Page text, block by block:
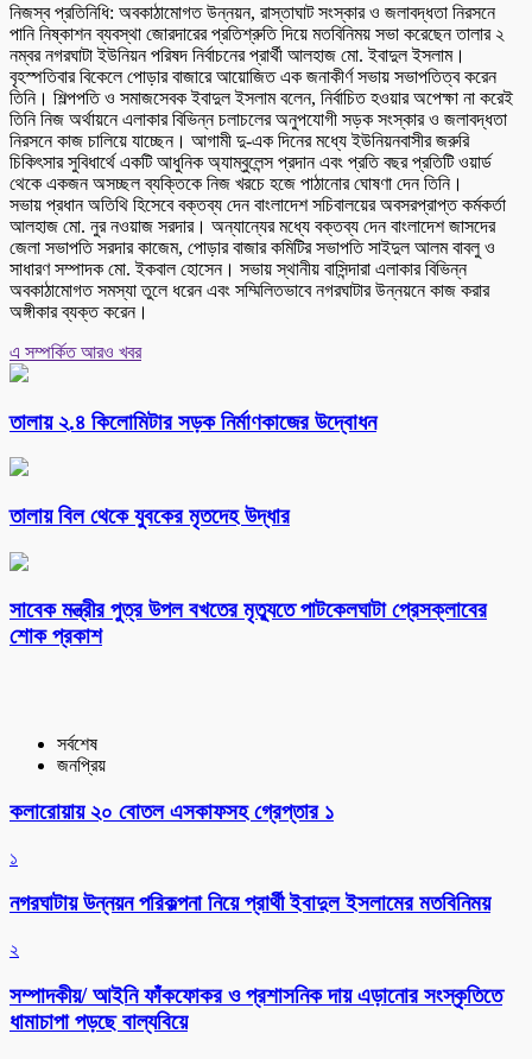
নিজস্ব প্রতিনিধি: অবকাঠামোগত উন্নয়ন, রাস্তাঘাট সংস্কার ও জলাবদ্ধতা নিরসনে
পানি নিষ্কাশন ব্যবস্থা জোরদারের প্রতিশ্রুতি দিয়ে মতবিনিময় সভা করেছেন তালার ২
নম্বর নগরঘাটা ইউনিয়ন পরিষদ নির্বাচনের প্রার্থী আলহাজ মো. ইবাদুল ইসলাম।
বৃহস্পতিবার বিকেলে পোড়ার বাজারে আয়োজিত এক জনাকীর্ণ সভায় সভাপতিত্ব করেন
তিনি। শিল্পপতি ও সমাজসেবক ইবাদুল ইসলাম বলেন, নির্বাচিত হওয়ার অপেক্ষা না করেই
তিনি নিজ অর্থায়নে এলাকার বিভিন্ন চলাচলের অনুপযোগী সড়ক সংস্কার ও জলাবদ্ধতা
নিরসনে কাজ চালিয়ে যাচ্ছেন। আগামী দু-এক দিনের মধ্যে ইউনিয়নবাসীর জরুরি
চিকিৎসার সুবিধার্থে একটি আধুনিক অ্যাম্বুলেন্স প্রদান এবং প্রতি বছর প্রতিটি ওয়ার্ড
থেকে একজন অসচ্ছল ব্যক্তিকে নিজ খরচে হজে পাঠানোর ঘোষণা দেন তিনি।
সভায় প্রধান অতিথি হিসেবে বক্তব্য দেন বাংলাদেশ সচিবালয়ের অবসরপ্রাপ্ত কর্মকর্তা
আলহাজ মো. নুর নওয়াজ সরদার। অন্যান্যের মধ্যে বক্তব্য দেন বাংলাদেশ জাসদের
জেলা সভাপতি সরদার কাজেম, পোড়ার বাজার কমিটির সভাপতি সাইদুল আলম বাবলু ও
সাধারণ সম্পাদক মো. ইকবাল হোসেন। সভায় স্থানীয় বাসিন্দারা এলাকার বিভিন্ন
অবকাঠামোগত সমস্যা তুলে ধরেন এবং সম্মিলিতভাবে নগরঘাটার উন্নয়নে কাজ করার
অঙ্গীকার ব্যক্ত করেন।
এ সম্পর্কিত আরও খবর
তালায় ২.৪ কিলোমিটার সড়ক নির্মাণকাজের উদ্বোধন
তালায় বিল থেকে যুবকের মৃতদেহ উদ্ধার
সাবেক মন্ত্রীর পুত্র উপল বখতের মৃত্যুতে পাটকেলঘাটা প্রেসক্লাবের
শোক প্রকাশ
সর্বশেষ
জনপ্রিয়
কলারোয়ায় ২০ বোতল এসকাফসহ গ্রেপ্তার ১
১
নগরঘাটায় উন্নয়ন পরিকল্পনা নিয়ে প্রার্থী ইবাদুল ইসলামের মতবিনিময়
২
সম্পাদকীয়/ আইনি ফাঁকফোকর ও প্রশাসনিক দায় এড়ানোর সংস্কৃতিতে
ধামাচাপা পড়ছে বাল্যবিয়ে